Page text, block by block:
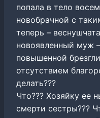
попала в тело
новобрачной с
теперь –
новоявленный муж
повышенной
отсутствием
делать???
Что??? Хозяйку ее
смерти сестры???